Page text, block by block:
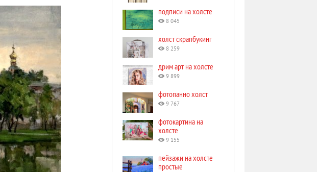
подписи на холсте
8 045
холст скрапбукинг
8 259
дрим арт на холсте
9 899
фотопанно холст
9 767
фотокартина на
холсте
9 155
пейзажи на холсте
простые